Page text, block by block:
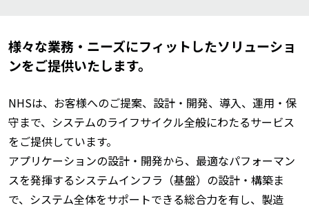
様々な業務・ニーズにフィットしたソリューショ
ンをご提供いたします。
NHSは、お客様へのご提案、設計・開発、導入、運用・保
守まで、システムのライフサイクル全般にわたるサービス
をご提供しています。
アプリケーションの設計・開発から、最適なパフォーマン
スを発揮するシステムインフラ（基盤）の設計・構築ま
で、システム全体をサポートできる総合力を有し、製造